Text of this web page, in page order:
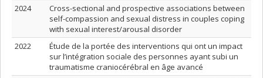
2024
Cross-sectional and prospective associations between
self-compassion and sexual distress in couples coping
with sexual interest/arousal disorder
2022
Étude de la portée des interventions qui ont un impact
sur l’intégration sociale des personnes ayant subi un
traumatisme craniocérébral en âge avancé